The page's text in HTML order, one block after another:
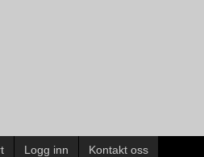
Logg inn Kontakt oss